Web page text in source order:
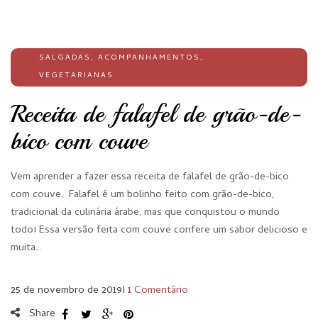
SALGADAS, ACOMPANHAMENTOS,
VEGETARIANAS
Receita de falafel de grão-de-
bico com couve
Vem aprender a fazer essa receita de falafel de grão-de-bico
com couve. Falafel é um bolinho feito com grão-de-bico,
tradicional da culinária árabe, mas que conquistou o mundo
todo! Essa versão feita com couve confere um sabor delicioso e
muita…
25 de novembro de 2019I 1 Comentário
Share